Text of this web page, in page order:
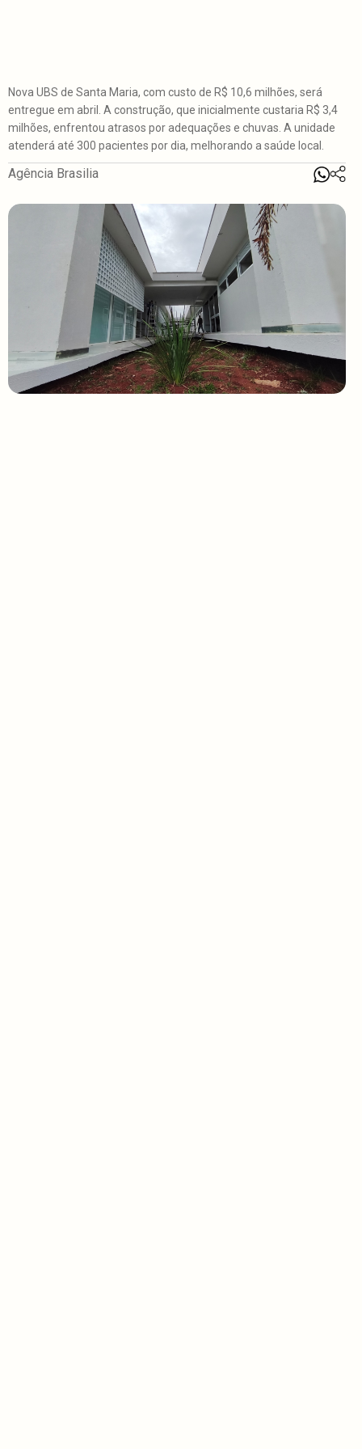
Nova UBS de Santa Maria, com custo de R$ 10,6 milhões, será
entregue em abril. A construção, que inicialmente custaria R$ 3,4
milhões, enfrentou atrasos por adequações e chuvas. A unidade
atenderá até 300 pacientes por dia, melhorando a saúde local.
Agência Brasilia